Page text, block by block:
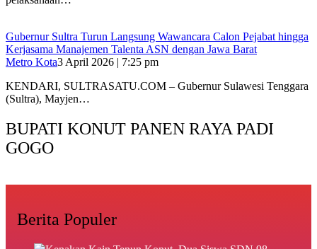
Gubernur Sultra Turun Langsung Wawancara Calon Pejabat hingga
Kerjasama Manajemen Talenta ASN dengan Jawa Barat
Metro Kota3 April 2026 | 7:25 pm
KENDARI, SULTRASATU.COM – Gubernur Sulawesi Tenggara
(Sultra), Mayjen…
BUPATI KONUT PANEN RAYA PADI
GOGO
Berita Populer